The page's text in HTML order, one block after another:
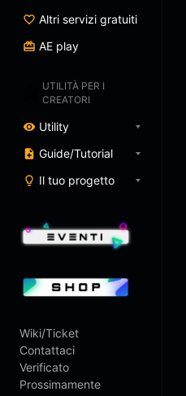
Altri servizi gratuiti
AE play
UTILITÀ PER I
CREATORI
Utility
Guide/Tutorial
Il tuo progetto
Wiki/Ticket
Contattaci
Verificato
Prossimamente